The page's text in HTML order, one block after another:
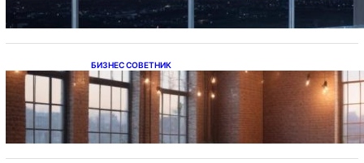
БИЗНЕС СОВЕТНИК
Подвесные светодиодные светильники на